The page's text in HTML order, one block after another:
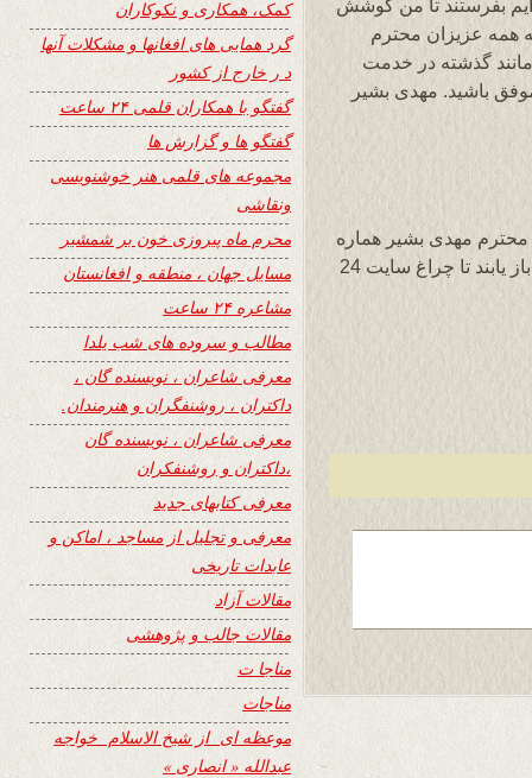
بفرستند تا من کوشش
همه عزیزان محترم
گذشته در خدمت
باشید. مهدی بشیر
مهدی بشیر هماره
سالم، شاد و سرافراز باشند و انرژی پارینه را باز یابند تا چراغ سایت 24
کمک، همکاری و نکوکاران
گرد همایی های افغانها و مشکلات آنها
د ر خارج از کشور
گفتگو با همکاران قلمی ۲۴ ساعت
گفتگو ها و گزارش ها
مجموعه های قلمی هنر خوشنویسی
ونقاشی
محرم ماه پیروزی خون بر شمشیر
مسایل جهان ، منطقه و افغانستان
مشاعره ۲۴ ساعت
مطالب و سروده های شب یلدا
معرفی شاعران ، نویسنده گان ،
داکتران ، روشنفگران و هنرمندان.
معرفی شاعران ، نویسنده گان
،داکتران و روشنفکران
معرفی کتابهای جدید
معرفی و تجلیل از مساجد ، اماکن و
عابدات تاریخی
مقالات آزاد
مقالات جالب و پژوهشی
مناجا ت
مناجات
موعظه ای از شیخ الاسلام خواجه
عبدالله « انصاری »